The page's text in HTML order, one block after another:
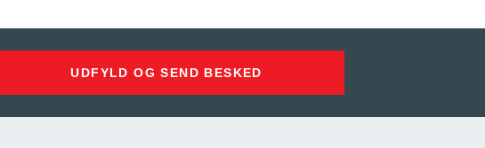
UDFYLD OG SEND BESKED